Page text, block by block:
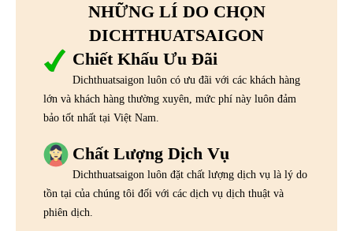
NHỮNG LÍ DO CHỌN
DICHTHUATSAIGON
Chiết Khấu Ưu Đãi
Dichthuatsaigon luôn có ưu đãi với các khách hàng
lớn và khách hàng thường xuyên, mức phí này luôn đảm
bảo tốt nhất tại Việt Nam.
Chất Lượng Dịch Vụ
Dichthuatsaigon luôn đặt chất lượng dịch vụ là lý do
tồn tại của chúng tôi đối với các dịch vụ dịch thuật và
phiên dịch.